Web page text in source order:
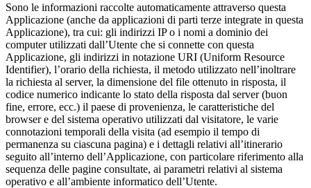
Sono le informazioni raccolte automaticamente attraverso questa
Applicazione (anche da applicazioni di parti terze integrate in questa
Applicazione), tra cui: gli indirizzi IP o i nomi a dominio dei
computer utilizzati dall’Utente che si connette con questa
Applicazione, gli indirizzi in notazione URI (Uniform Resource
Identifier), l’orario della richiesta, il metodo utilizzato nell’inoltrare
la richiesta al server, la dimensione del file ottenuto in risposta, il
codice numerico indicante lo stato della risposta dal server (buon
fine, errore, ecc.) il paese di provenienza, le caratteristiche del
browser e del sistema operativo utilizzati dal visitatore, le varie
connotazioni temporali della visita (ad esempio il tempo di
permanenza su ciascuna pagina) e i dettagli relativi all’itinerario
seguito all’interno dell’Applicazione, con particolare riferimento alla
sequenza delle pagine consultate, ai parametri relativi al sistema
operativo e all’ambiente informatico dell’Utente.